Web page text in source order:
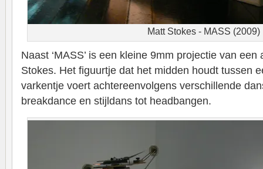
Matt Stokes - MASS (2009)
Naast ‘MASS’ is een kleine 9mm projectie van
Stokes. Het figuurtje dat het midden houdt tussen
varkentje voert achtereenvolgens verschillende
breakdance en stijldans tot headbangen.